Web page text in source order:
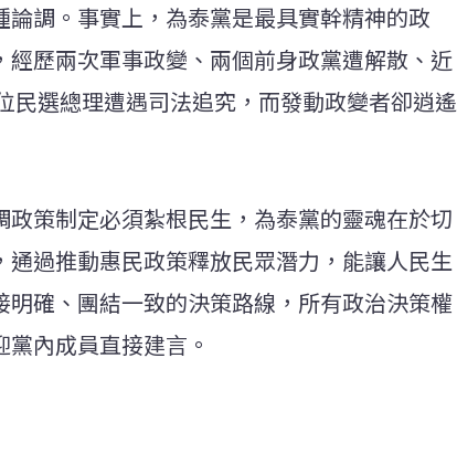
調。事實上，為泰黨是最具實幹精神的政
歷兩次軍事政變、兩個前身政黨遭解散、近
民選總理遭遇司法追究，而發動政變者卻逍遙
策制定必須紮根民生，為泰黨的靈魂在於切
過推動惠民政策釋放民眾潛力，能讓人民生
確、團結一致的決策路線，所有政治決策權
內成員直接建言。